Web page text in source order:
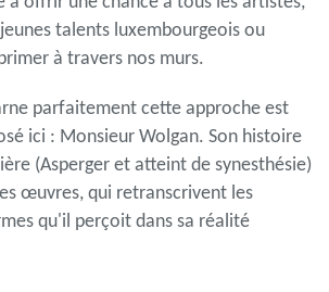
talents luxembourgeois ou
à travers nos murs.
parfaitement cette approche est
ici : Monsieur Wolgan. Son histoire
(Asperger et atteint de synesthésie)
œuvres, qui retranscrivent les
qu'il perçoit dans sa réalité